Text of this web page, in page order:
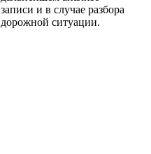
записи и в случае разбора
дорожной ситуации.